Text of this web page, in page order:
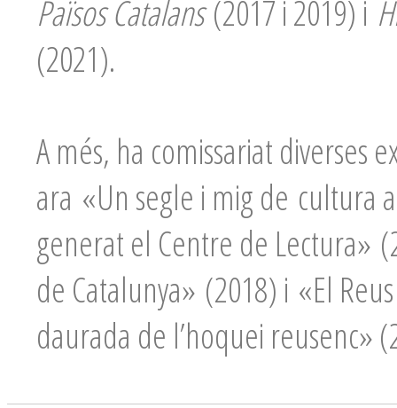
Països Catalans(2017 i 2019) i
(2021).
A més, ha comissariat diverses
ara «Un segle i mig de cultura
generat el Centre de Lectura»
de Catalunya» (2018) i «El
daurada de l’hoquei reusenc»